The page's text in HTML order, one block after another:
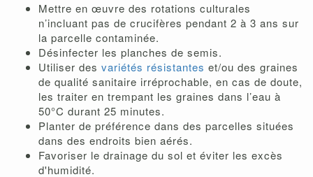
Mettre en œuvre des rotations culturales
n’incluant pas de crucifères pendant 2 à 3 ans sur
la parcelle contaminée.
Désinfecter les planches de semis.
Utiliser des variétés résistantes et/ou des graines
de qualité sanitaire irréprochable, en cas de doute,
les traiter en trempant les graines dans l’eau à
50°C durant 25 minutes.
Planter de préférence dans des parcelles situées
dans des endroits bien aérés.
Favoriser le drainage du sol et éviter les excès
d'humidité.